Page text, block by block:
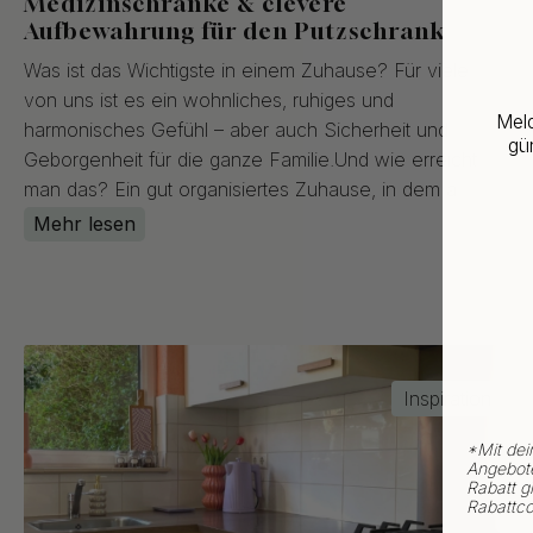
Aufbewahrung für den Putzschrank
Was ist das Wichtigste in einem Zuhause? Für viele
von uns ist es ein wohnliches, ruhiges und
harmonisches Gefühl – aber auch Sicherheit und
Geborgenheit für die ganze Familie.Und wie erreicht
man das? Ein gut organisiertes Zuhause, in dem a...
Mehr lesen
Inspiration
*Mit
Rabatt